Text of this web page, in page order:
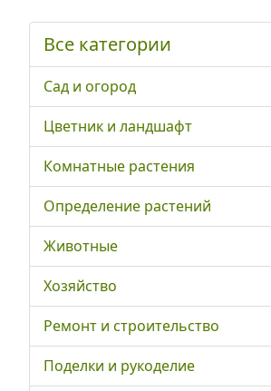
Все категории
Сад и огород
Цветник и ландшафт
Комнатные растения
Определение растений
Животные
Хозяйство
Ремонт и строительство
Поделки и рукоделие